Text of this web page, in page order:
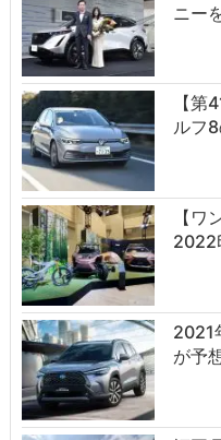
ニー
【
ルフ
【
2022
2021
が予